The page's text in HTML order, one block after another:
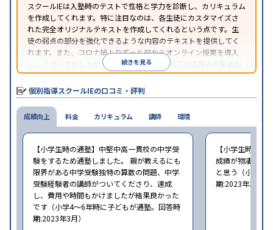
スクールIEは入塾時のテストで性格と学力を診断し、カリキュラム
を作成してくれます。特に注目なのは、各生徒にカスタマイズさ
れた完全オリジナルテキストを作成してくれるという点です。生
徒の弱点の部分を強化できるような内容のテキストを提供してく
れます。また、コロナ禍よりずっと前からオンライン授業を導入
し、ノウハウもしっかりとしています。AIやICTの活用の先駆者的
な個別指導塾です。
続きを見る
個別指導スクールIEの口コミ・評判
成績向上
【小学生時の通塾】中堅中高一貫校の中学受
験をするため通塾しました。 親が教えるにも
限界がある中学受験独特の算数の問題、中学
受験経験者の講師がついてくださり、達成
し、費用や時間もかけましたが結果良かった
です（小学4〜6年時に子どもが通塾。回答時
期:2023年3月）
【小学生時の通
成績が物凄く悪
と思う（小学6
期:2023年3月）
料金 カリキュラム 講師 環境